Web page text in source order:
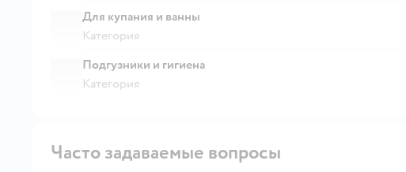
Для купания и ванны
Категория
Подгузники и гигиена
Категория
Часто задаваемые вопросы